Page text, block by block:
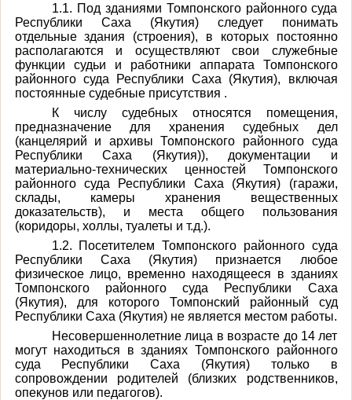
1.1. Под зданиями Томпонского районного суда
Республики Саха (Якутия) следует понимать
отдельные здания (строения), в которых постоянно
располагаются и осуществляют свои служебные
функции судьи и работники аппарата Томпонского
районного суда Республики Саха (Якутия), включая
постоянные судебные присутствия .
К числу судебных относятся помещения,
предназначение для хранения судебных дел
(канцелярий и архивы Томпонского районного суда
Республики Саха (Якутия)), документации и
материально-технических ценностей Томпонского
районного суда Республики Саха (Якутия) (гаражи,
склады, камеры хранения вещественных
доказательств), и места общего пользования
(коридоры, холлы, туалеты и т.д.).
1.2. Посетителем Томпонского районного суда
Республики Саха (Якутия) признается любое
физическое лицо, временно находящееся в зданиях
Томпонского районного суда Республики Саха
(Якутия), для которого Томпонский районный суд
Республики Саха (Якутия) не является местом работы.
Несовершеннолетние лица в возрасте до 14 лет
могут находиться в зданиях Томпонского районного
суда Республики Саха (Якутия) только в
сопровождении родителей (близких родственников,
опекунов или педагогов).